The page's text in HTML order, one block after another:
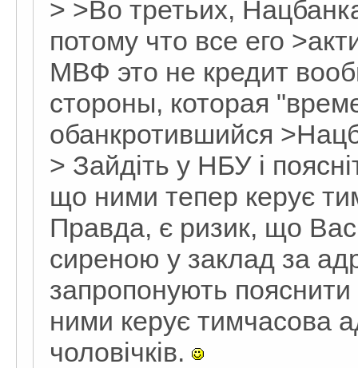
> >Во третьих,
потому что все его
МВФ это не кредит
стороны, которая
обанкротившийся
> Зайдіть у НБУ і
що ними тепер керує
Правда, є ризик, що Вас
сиреною у заклад за
запропонують
ними керує тимчасова
чоловічків.